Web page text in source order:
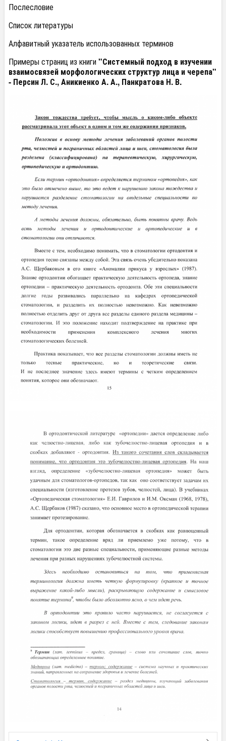
Послесловие
Список литературы
Алфавитный указатель использованных терминов
Примеры страниц из книги"Системный подход в изучении
взаимосвязей морфологических структур лица и черепа"
- Персин Л. С., Аникиенко А. А., Панкратова Н. В.